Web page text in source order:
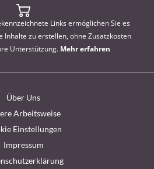
Links ermöglichen Sie es
Inhalte zu erstellen, ohne Zusatzkosten
Unterstützung. Mehr erfahren
Über Uns
Arbeitsweise
Einstellungen
Impressum